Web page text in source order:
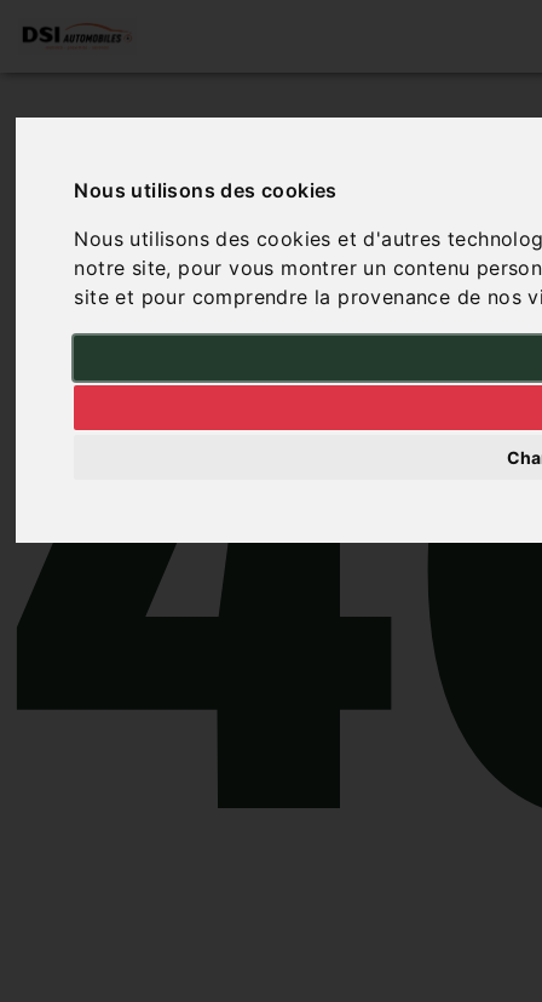
Nous utilisons des cookies
Nous utilisons des cookies et d'autres
notre site, pour vous montrer un contenu
site et pour comprendre la provenance de nos